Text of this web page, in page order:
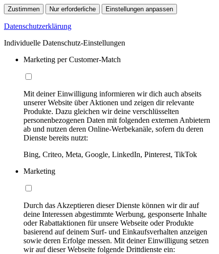
Zustimmen Nur erforderliche Einstellungen anpassen
Datenschutzerklärung
Individuelle Datenschutz-Einstellungen
Marketing per Customer-Match
Mit deiner Einwilligung informieren wir dich auch abseits
unserer Website über Aktionen und zeigen dir relevante
Produkte. Dazu gleichen wir deine verschlüsselten
personenbezogenen Daten mit folgenden externen Anbietern
ab und nutzen deren Online-Werbekanäle, sofern du deren
Dienste bereits nutzt:
Bing, Criteo, Meta, Google, LinkedIn, Pinterest, TikTok
Marketing
Durch das Akzeptieren dieser Dienste können wir dir auf
deine Interessen abgestimmte Werbung, gesponserte Inhalte
oder Rabattaktionen für unsere Webseite oder Produkte
basierend auf deinem Surf- und Einkaufsverhalten anzeigen
sowie deren Erfolge messen. Mit deiner Einwilligung setzen
wir auf dieser Webseite folgende Drittdienste ein: